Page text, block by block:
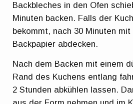
Backbleches in den Ofen
Minuten backen. Falls der
bekommt, nach 30 Minuten
Backpapier abdecken.
Nach dem Backen mit einem
Rand des Kuchens entlang
2 Stunden abkühlen lassen.